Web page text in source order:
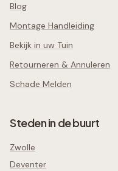
Blog
Montage Handleiding
Bekijk in uw Tuin
Retourneren & Annuleren
Schade Melden
Steden in de buurt
Zwolle
Deventer